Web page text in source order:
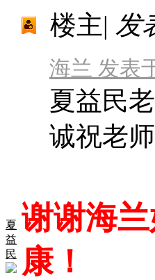
夏
益
民
楼主| 发
海兰 发表
夏益民
诚祝老
谢谢海
康！